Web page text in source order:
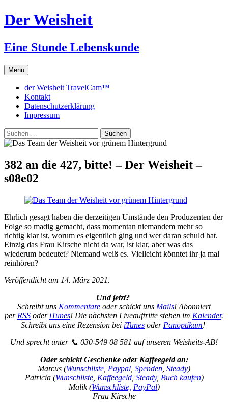
Zum
Inhalt
Der Weisheit
Eine Stunde Lebenskunde
Menü
der Weisheit TravelCam™
Kontakt
Datenschutzerklärung
Impressum
Suchen
nach:
382 an die 427, bitte! – Der Weisheit –
s08e02
Ehrlich gesagt haben die derzeitigen Umstände den Produzenten der
Folge so madig gemacht, dass momentan niemandem mehr so
richtig klar ist, worum es eigentlich ging und wer daran schuld hat.
Einzig das Frau Kirsche nicht da war, ist klar, aber was das
wiederum bedeutet? Niemand weiß es. Vielleicht könntet ihr ja mal
reinhören?
Veröffentlicht am 14. März 2021.
Und jetzt?
Schreibt uns Kommentare oder schickt uns Mails! Abonniert
per RSS oder iTunes! Die nächsten Liveauftritte stehen im Kalender.
Schreibt uns eine Rezension bei iTunes oder Panoptikum!
Und sprecht unter 📞 030-549 08 581 auf unseren Weisheits-AB!
Oder schickt Geschenke oder Kaffeegeld an:
Marcus (Wunschliste Paypal Spenden Steady)
Patricia (Wunschliste, Kaffeegeld, Steady, Buch kaufen)
Malik (Wunschliste, PayPal)
Frau Kirsche